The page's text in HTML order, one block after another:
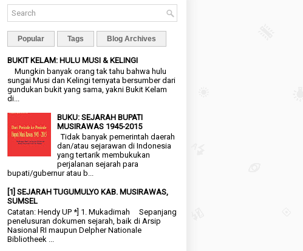
Popular Tags Blog Archives
BUKIT KELAM: HULU MUSI & KELINGI
Mungkin banyak orang tak tahu bahwa hulu
sungai Musi dan Kelingi ternyata bersumber dari
gundukan bukit yang sama, yakni Bukit Kelam
di...
BUKU: SEJARAH BUPATI
MUSIRAWAS 1945-2015
Tidak banyak pemerintah daerah
dan/atau sejarawan di Indonesia
yang tertarik membukukan
perjalanan sejarah para
bupati/gubernur atau b...
[1] SEJARAH TUGUMULYO KAB. MUSIRAWAS,
SUMSEL
Catatan: Hendy UP *] 1. Mukadimah Sepanjang
penelusuran dokumen sejarah, baik di Arsip
Nasional RI maupun Delpher Nationale
Bibliotheek ...